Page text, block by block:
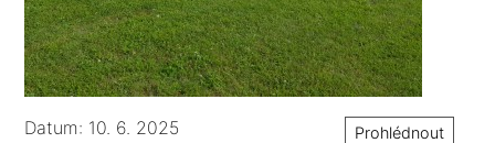
Datum: 10. 6. 2025 Prohlédnout